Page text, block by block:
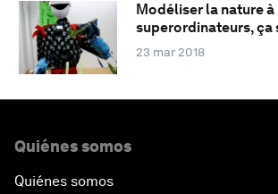
Modéliser la nature à
superordinateurs, ça
23 mar 2018
Quiénes somos
Quiénes somos